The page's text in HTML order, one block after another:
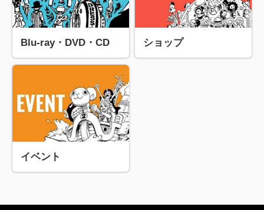
Blu-ray・DVD・CD ショップ
イベント